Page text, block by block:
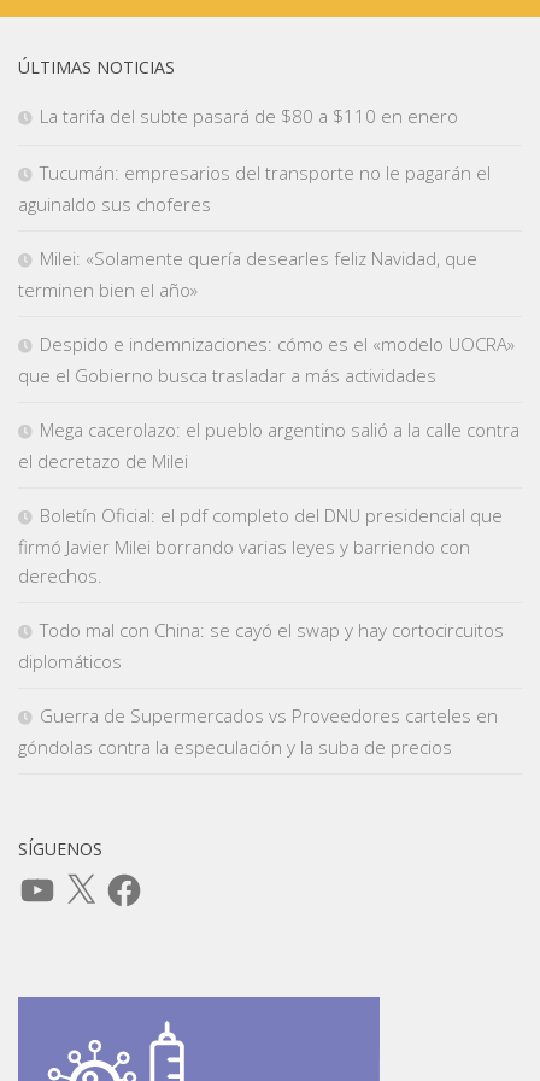
ÚLTIMAS NOTICIAS
La tarifa del subte pasará de $80 a $110 en enero
Tucumán: empresarios del transporte no le pagarán el
aguinaldo sus choferes
Milei: «Solamente quería desearles feliz Navidad, que
terminen bien el año»
Despido e indemnizaciones: cómo es el «modelo UOCRA»
que el Gobierno busca trasladar a más actividades
Mega cacerolazo: el pueblo argentino salió a la calle contra
el decretazo de Milei
Boletín Oficial: el pdf completo del DNU presidencial que
firmó Javier Milei borrando varias leyes y barriendo con
derechos.
Todo mal con China: se cayó el swap y hay cortocircuitos
diplomáticos
Guerra de Supermercados vs Proveedores carteles en
góndolas contra la especulación y la suba de precios
SÍGUENOS
YouTube
X Facebook